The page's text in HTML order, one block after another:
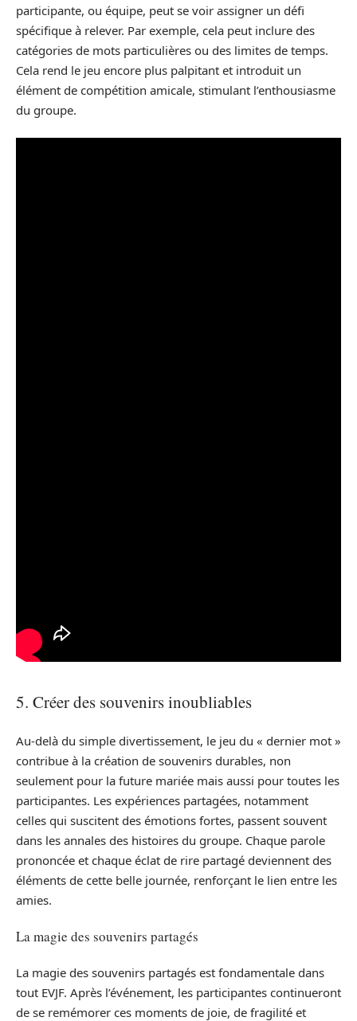
participante, ou équipe, peut se voir assigner un défi
spécifique à relever. Par exemple, cela peut inclure des
catégories de mots particulières ou des limites de temps.
Cela rend le jeu encore plus palpitant et introduit un
élément de compétition amicale, stimulant l’enthousiasme
du groupe.
5. Créer des souvenirs inoubliables
Au-delà du simple divertissement, le jeu du « dernier mot »
contribue à la création de souvenirs durables, non
seulement pour la future mariée mais aussi pour toutes les
participantes. Les expériences partagées, notamment
celles qui suscitent des émotions fortes, passent souvent
dans les annales des histoires du groupe. Chaque parole
prononcée et chaque éclat de rire partagé deviennent des
éléments de cette belle journée, renforçant le lien entre les
amies.
La magie des souvenirs partagés
La magie des souvenirs partagés est fondamentale dans
tout EVJF. Après l’événement, les participantes continueront
de se remémorer ces moments de joie, de fragilité et